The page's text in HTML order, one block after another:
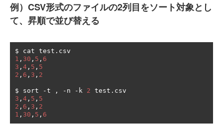
例）CSV形式のファイルの2列目をソート対象とし
て、昇順で並び替える
$ cat test .
1 , 30 , 5 , 6
3 , 4 , 5 , 5
2 , 6 , 3 , 2
$ sort -t , - n - k 2 test .
3 , 4 , 5 , 5
2 , 6 , 3 , 2
1 , 30 , 5 , 6